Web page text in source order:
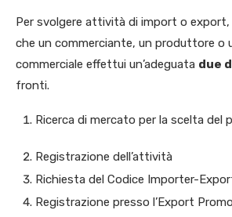
Per svolgere attività di import o
che un commerciante, un produttore o
commerciale effettui un’adeguata due
fronti.
Ricerca di mercato per la scelta del
Registrazione dell’attività
Richiesta del Codice Importer-
Registrazione presso l’Export